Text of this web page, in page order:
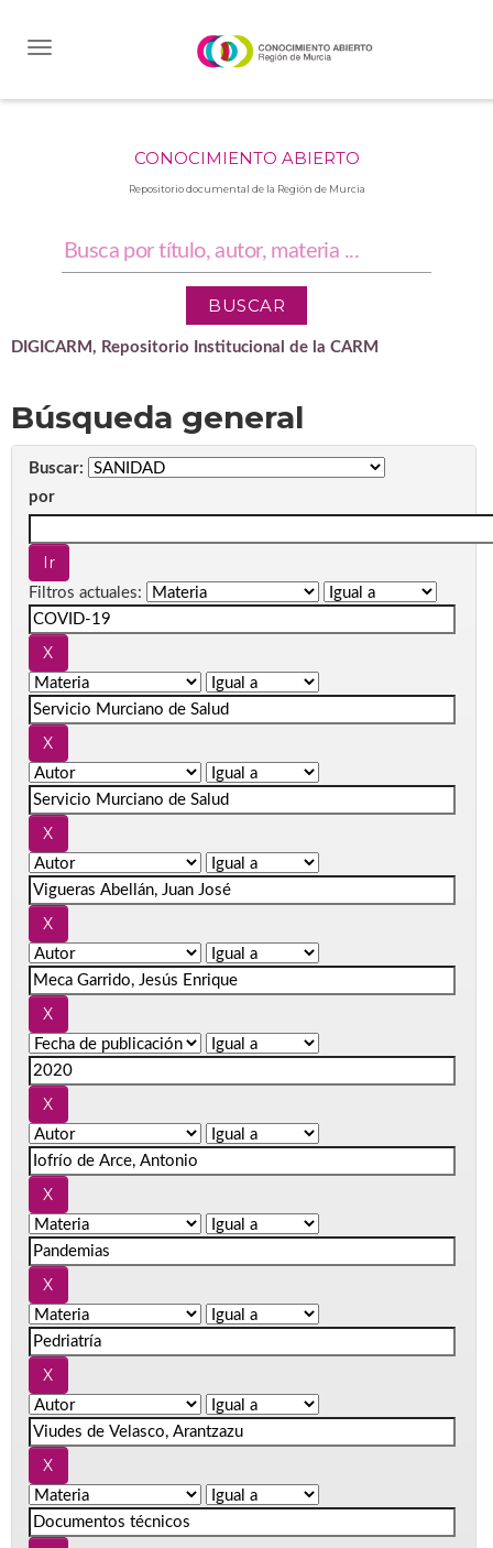
CONOCIMIENTO ABIERTO
Repositorio documental de la Región de Murcia
DIGICARM, Repositorio Institucional de la CARM
Búsqueda general
Buscar:
por
Filtros actuales: